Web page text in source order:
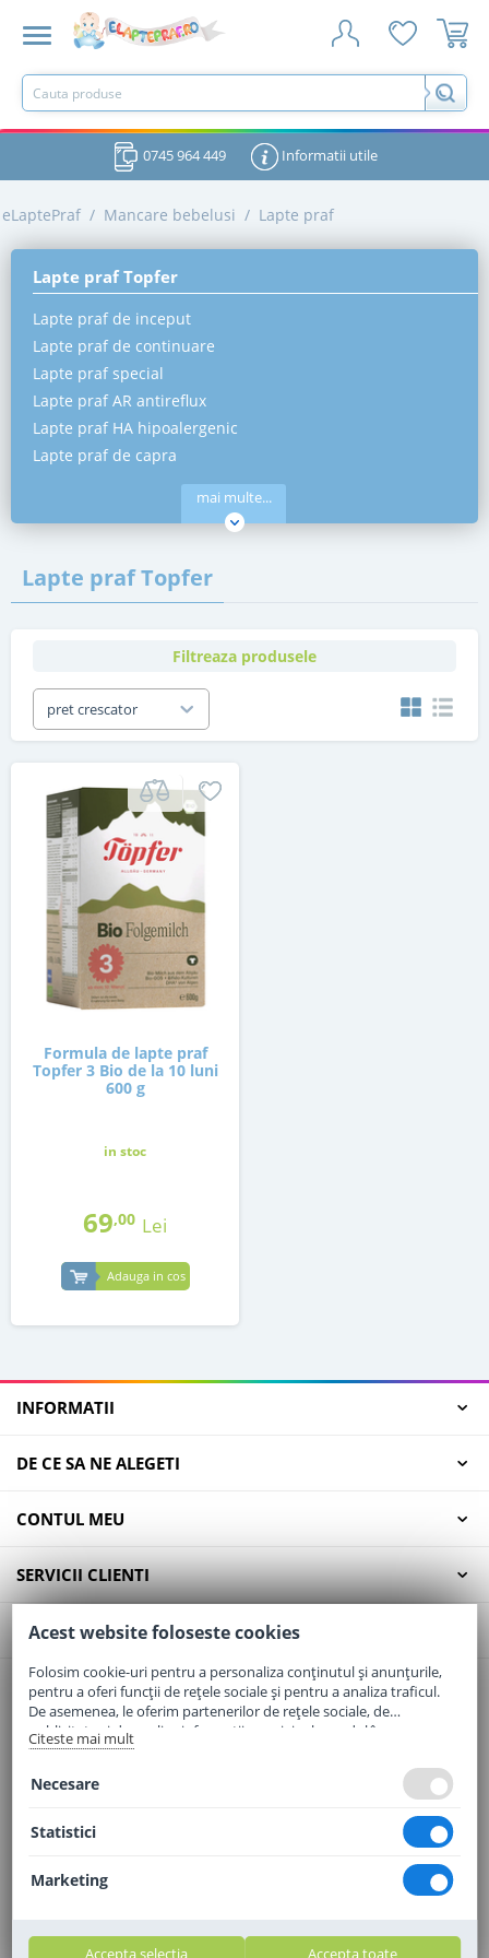
0745 964 449 Informatii utile
eLaptePraf / Mancare bebelusi / Lapte praf
Lapte praf Topfer
Lapte praf de inceput
Lapte praf de continuare
Lapte praf special
Lapte praf AR antireflux
Lapte praf HA hipoalergenic
Lapte praf de capra
mai multe...
Lapte praf Topfer
Filtreaza produsele
pret crescator
Formula de lapte praf
Topfer 3 Bio de la 10 luni
600 g
in stoc
69,00 Lei
Adauga in cos
INFORMATII
DE CE SA NE ALEGETI
CONTUL MEU
SERVICII CLIENTI
CONTACT
Email:office@elaptepraf.ro
Telefon:0745-964-449
Adresa:Sos. Borsului, Nr. 20, Oradea, Jud. Bihor
Acest website foloseste cookies
Folosim cookie-uri pentru a personaliza conținutul și anunțurile,
pentru a oferi funcții de rețele sociale și pentru a analiza traficul.
De asemenea, le oferim partenerilor de rețele sociale, de
publicitate și de analize informații cu privire la modul în care
folosiți site-ul nostru. Aceștia le pot combina cu alte informații
Citeste mai mult
Necesare
Statistici
Marketing
Accepta selectia Accepta toate